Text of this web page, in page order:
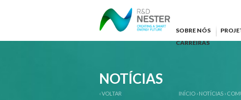
SOBRE NÓS
CARREIRAS
NOTÍCIAS
‹ VOLTAR INÍCIO › NOTÍCIAS ›